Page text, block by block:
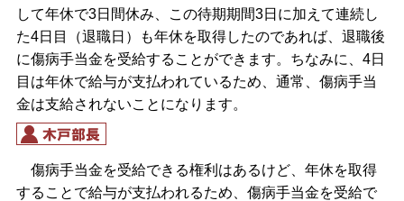
して年休で3日間休み、この待期期間3日に加えて連続し
た4日目（退職日）も年休を取得したのであれば、退職後
に傷病手当金を受給することができます。ちなみに、4日
目は年休で給与が支払われているため、通常、傷病手当
金は支給されないことになります。
傷病手当金を受給できる権利はあるけど、年休を取得
することで給与が支払われるため、傷病手当金を受給で